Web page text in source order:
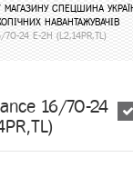
МАГАЗИНУ СПЕЦШИНА
НАВАНТАЖУВАЧІВ
24 E-2H (L2,14PR,TL)
16/70-24